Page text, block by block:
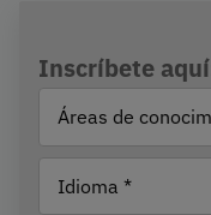
Inscríbete
Áreas de
conocimiento